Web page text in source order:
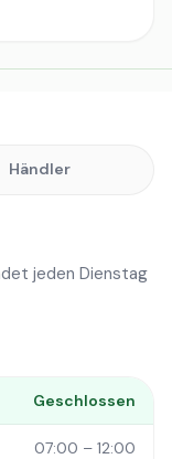
Händler
jeden Dienstag
Geschlossen
07:00 – 12:00